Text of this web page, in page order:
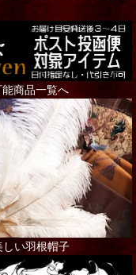
商品一覧へ
い羽根帽子